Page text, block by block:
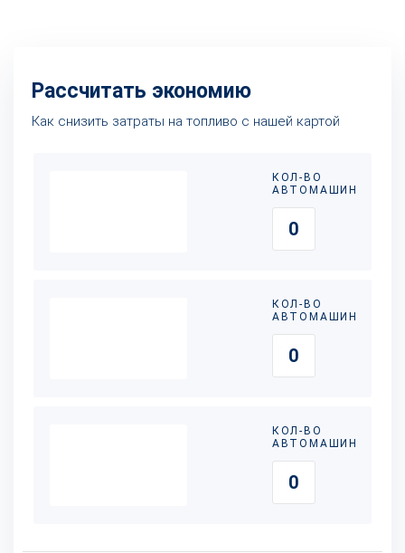
Рассчитать экономию
Как снизить затраты на топливо с нашей картой
КОЛ-ВО
АВТОМАШИН
КОЛ-ВО
АВТОМАШИН
КОЛ-ВО
АВТОМАШИН